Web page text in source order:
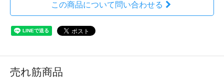
この商品について問い合わせる
売れ筋商品